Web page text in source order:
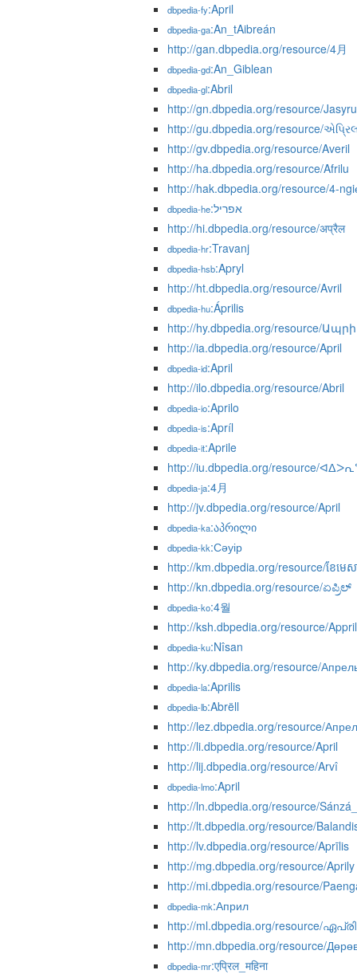
dbpedia-fy:April
dbpedia-ga:An_tAibreán
http://gan.dbpedia.org/resource/4月
dbpedia-gd:An_Giblean
dbpedia-gl:Abril
http://gn.dbpedia.org/resource/
http://gu.dbpedia.org/resource/
http://gv.dbpedia.org/resource/Averil
http://ha.dbpedia.org/resource/Afrilu
http://hak.dbpedia.org/resource/4-
dbpedia-he :אפריל
http://hi.dbpedia.org/resource/अप्रैल
dbpedia-hr:Travanj
dbpedia-hsb:Apryl
http://ht.dbpedia.org/resource/Avril
dbpedia-hu:Április
http://hy.dbpedia.org/resource/
http://ia.dbpedia.org/resource/April
dbpedia-id:April
http://ilo.dbpedia.org/resource/Abril
dbpedia-io:Aprilo
dbpedia-is:Apríl
dbpedia-it:Aprile
http://iu.dbpedia.org/resource/
dbpedia-ja:4月
http://jv.dbpedia.org/resource/April
dbpedia-ka:აპრილი
dbpedia-kk:Сәуір
http://km.dbpedia.org/resource/ខែមេស
http://kn.dbpedia.org/resource/ಏಪ್ರಿಲ್
dbpedia-ko:4월
http://ksh.dbpedia.org/resource/
dbpedia-ku:Nîsan
http://ky.dbpedia.org/resource/
dbpedia-la:Aprilis
dbpedia-lb:Abrëll
http://lez.dbpedia.org/resource/
http://li.dbpedia.org/resource/April
http://lij.dbpedia.org/resource/Arvî
dbpedia-lmo:April
http://ln.dbpedia.org/resource/
http://lt.dbpedia.org/resource/
http://lv.dbpedia.org/resource/Aprīlis
http://mg.dbpedia.org/resource/Aprily
http://mi.dbpedia.org/resource/
dbpedia-mk:Април
http://ml.dbpedia.org/resource/
http://mn.dbpedia.org/resource/
dbpedia-mr:एप्रिल_महिना